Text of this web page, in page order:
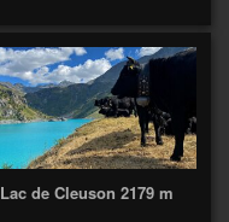
Lac de Cleuson 2179 m